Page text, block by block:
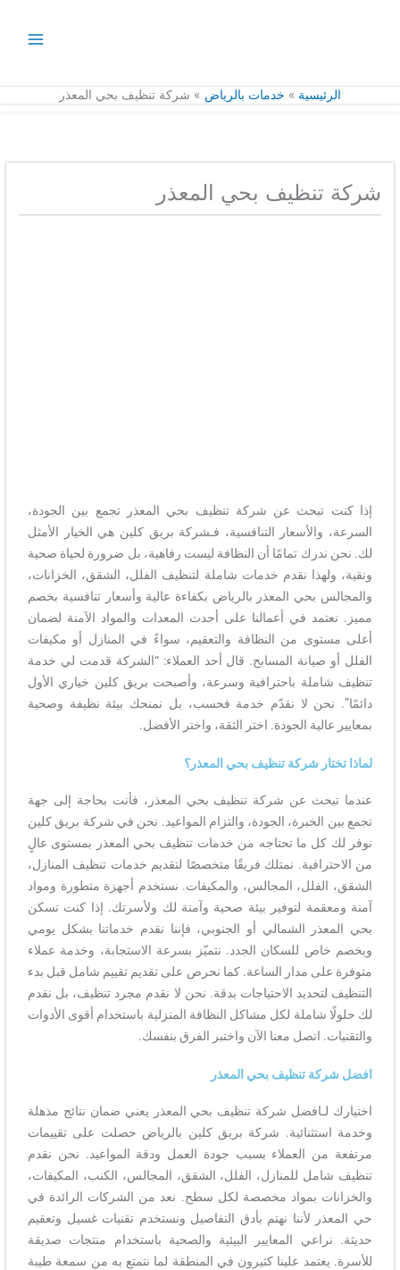
الرئيسية خدمات بالرياض شركة تنظيف بحي المعذر
شركة تنظيف بحي المعذر
إذا كنت تبحث عن شركة تنظيف بحي المعذر تجمع بين الجودة،
السرعة، والأسعار التنافسية، فـشركة بريق كلين هي الخيار الأمثل
لك. نحن ندرك تمامًا أن النظافة ليست رفاهية، بل ضرورة لحياة صحية
ونقية، ولهذا نقدم خدمات شاملة لتنظيف الفلل، الشقق، الخزانات،
والمجالس بحي المعذر بالرياض بكفاءة عالية وأسعار تنافسية بخصم
مميز. نعتمد في أعمالنا على أحدث المعدات والمواد الآمنة لضمان
أعلى مستوى من النظافة والتعقيم، سواءً في المنازل أو مكيفات
الفلل أو صيانة المسابح. قال أحد العملاء: “الشركة قدمت لي خدمة
تنظيف شاملة باحترافية وسرعة، وأصبحت بريق كلين خياري الأول
دائمًا”. نحن لا نقدّم خدمة فحسب، بل نمنحك بيئة نظيفة وصحية
بمعايير عالية الجودة. اختر الثقة، واختر الأفضل.
لماذا تختار شركة تنظيف بحي المعذر؟
عندما تبحث عن شركة تنظيف بحي المعذر، فأنت بحاجة إلى جهة
تجمع بين الخبرة، الجودة، والتزام المواعيد. نحن في شركة بريق كلين
نوفر لك كل ما تحتاجه من خدمات تنظيف بحي المعذر بمستوى عالٍ
من الاحترافية. نمتلك فريقًا متخصصًا لتقديم خدمات تنظيف المنازل،
الشقق، الفلل، المجالس، والمكيفات. نستخدم أجهزة متطورة ومواد
آمنة ومعقمة لتوفير بيئة صحية وآمنة لك ولأسرتك. إذا كنت تسكن
بحي المعذر الشمالي أو الجنوبي، فإننا نقدم خدماتنا بشكل يومي
وبخصم خاص للسكان الجدد. نتميّز بسرعة الاستجابة، وخدمة عملاء
متوفرة على مدار الساعة. كما نحرص على تقديم تقييم شامل قبل بدء
التنظيف لتحديد الاحتياجات بدقة. نحن لا نقدم مجرد تنظيف، بل نقدم
لك حلولًا شاملة لكل مشاكل النظافة المنزلية باستخدام أقوى الأدوات
والتقنيات. اتصل معنا الآن واختبر الفرق بنفسك.
افضل شركة تنظيف بحي المعذر
اختيارك لـافضل شركة تنظيف بحي المعذر يعني ضمان نتائج مذهلة
وخدمة استثنائية. شركة بريق كلين بالرياض حصلت على تقييمات
مرتفعة من العملاء بسبب جودة العمل ودقة المواعيد. نحن نقدم
تنظيف شامل للمنازل، الفلل، الشقق، المجالس، الكنب، المكيفات،
والخزانات بمواد مخصصة لكل سطح. نعد من الشركات الرائدة في
حي المعذر لأننا نهتم بأدق التفاصيل ونستخدم تقنيات غسيل وتعقيم
حديثة. نراعي المعايير البيئية والصحية باستخدام منتجات صديقة
للأسرة. يعتمد علينا كثيرون في المنطقة لما نتمتع به من سمعة طيبة